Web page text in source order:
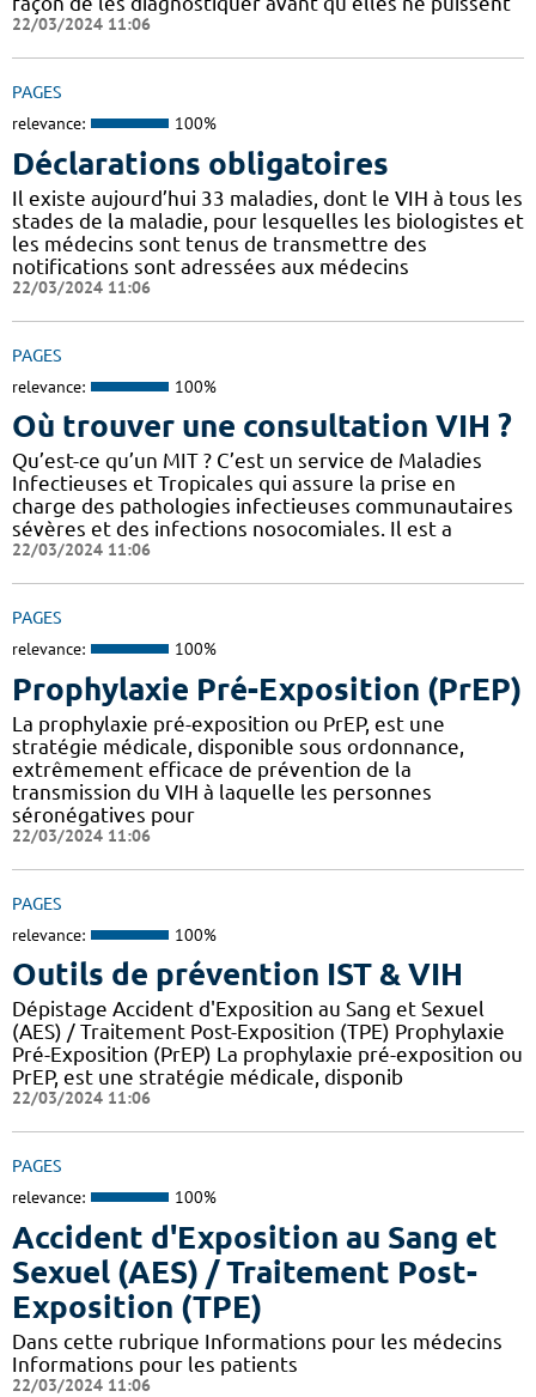
22/03/2024 11:06
PAGES
relevance: 100%
Déclarations obligatoires
Il existe aujourd’hui 33 maladies, dont le VIH à tous les
stades de la maladie, pour lesquelles les biologistes et
les médecins sont tenus de transmettre des
notifications sont adressées aux médecins
22/03/2024 11:06
PAGES
relevance: 100%
Où trouver une consultation VIH ?
Qu’est-ce qu’un MIT ? C’est un service de Maladies
Infectieuses et Tropicales qui assure la prise en
charge des pathologies infectieuses communautaires
sévères et des infections nosocomiales. Il est a
22/03/2024 11:06
PAGES
relevance: 100%
Prophylaxie Pré-Exposition (PrEP)
La prophylaxie pré-exposition ou PrEP, est une
stratégie médicale, disponible sous ordonnance,
extrêmement efficace de prévention de la
transmission du VIH à laquelle les personnes
séronégatives pour
22/03/2024 11:06
PAGES
relevance: 100%
Outils de prévention IST & VIH
Dépistage Accident d'Exposition au Sang et Sexuel
(AES) / Traitement Post-Exposition (TPE) Prophylaxie
Pré-Exposition (PrEP) La prophylaxie pré-exposition ou
PrEP, est une stratégie médicale, disponib
22/03/2024 11:06
PAGES
relevance: 100%
Accident d'Exposition au Sang et
Sexuel (AES) / Traitement Post-
Exposition (TPE)
Dans cette rubrique Informations pour les médecins
Informations pour les patients
22/03/2024 11:06